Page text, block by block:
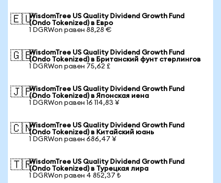
🇪🇺WisdomTree US Quality Dividend Growth Fund
(Ondo Tokenized) в Евро
1 DGRWon равен 88,28 €
🇬🇧WisdomTree US Quality Dividend Growth Fund
(Ondo Tokenized) в Британский фунт стерлингов
1 DGRWon равен 75,62 £
🇯🇵WisdomTree US Quality Dividend Growth Fund
(Ondo Tokenized) в Японская иена
1 DGRWon равен 16 114,83 ¥
🇨🇳WisdomTree US Quality Dividend Growth Fund
(Ondo Tokenized) в Китайский юань
1 DGRWon равен 686,47 ¥
🇹🇷WisdomTree US Quality Dividend Growth Fund
(Ondo Tokenized) в Турецкая лира
1 DGRWon равен 4 852,37 ₺